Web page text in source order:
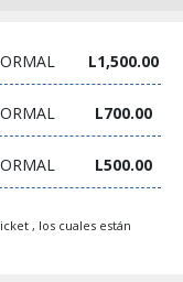
L1,500.00
L700.00
L500.00
, los cuales están